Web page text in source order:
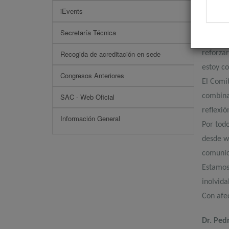
iEvents
Secretaría Técnica
Recogida de acreditación en sede
Congresos Anteriores
SAC - Web Oficial
Información General
en el
reforzar
estoy
El
Por
desde
Con
Dr.